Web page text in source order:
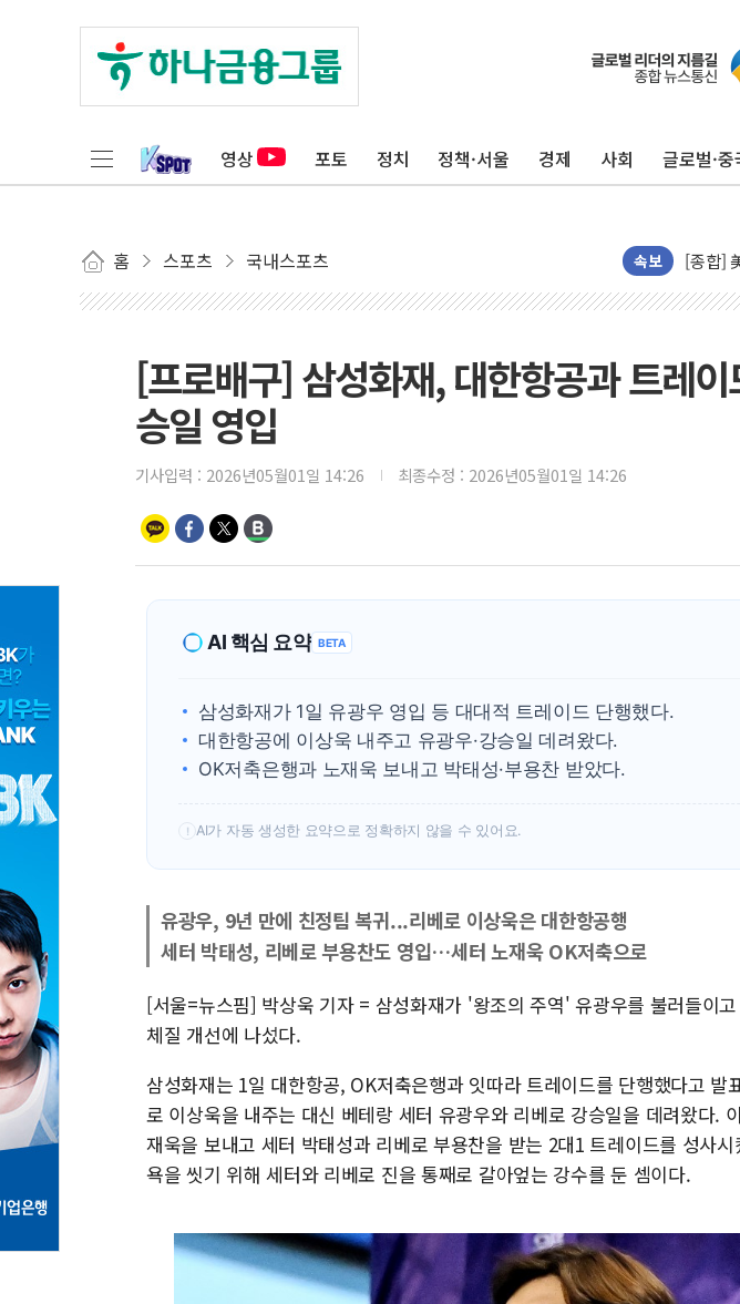
영상 포토 정치 정책·서울 경제 사회 글로벌·중
홈 스포츠 국내스포츠 속보
[AI MY
뉴욕증
[사진]
뉴욕증
트럼프
특정 정
이란와
폭염
사우
용산
[프로배구] 삼성화재, 대한항공과 트레이
승일 영입
기사입력 : 2026년05월01일 14:26 최종수정 : 2026년05월01일 14:26
AI 핵심 요약 BETA
삼성화재가 1일 유광우 영입 등 대대적 트레이드 단행했다.
대한항공에 이상욱 내주고 유광우·강승일 데려왔다.
OK저축은행과 노재욱 보내고 박태성·부용찬 받았다.
! AI가 자동 생성한 요약으로 정확하지 않을 수 있어요.
유광우, 9년 만에 친정팀 복귀...리베로 이상욱은 대한항공행
세터 박태성, 리베로 부용찬도 영입…세터 노재욱 OK저축으로
[서울=뉴스핌] 박상욱 기자 = 삼성화재가 '왕조의 주역' 유광우를 불러들이
체질 개선에 나섰다.
삼성화재는 1일 대한항공, OK저축은행과 잇따라 트레이드를 단행했다고 발
로 이상욱을 내주는 대신 베테랑 세터 유광우와 리베로 강승일을 데려왔다.
재욱을 보내고 세터 박태성과 리베로 부용찬을 받는 2대1 트레이드를 성사
욕을 씻기 위해 세터와 리베로 진을 통째로 갈아엎는 강수를 둔 셈이다.